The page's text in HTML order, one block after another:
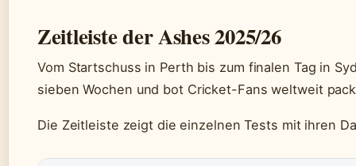
Zeitleiste der Ashes 2025/26
Vom Startschuss in Perth bis zum finalen Tag in
sieben Wochen und bot Cricket-Fans weltweit
Die Zeitleiste zeigt die einzelnen Tests mit ihren